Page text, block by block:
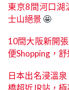
東京8間河口湖
士山絕景 🤩
10間大阪新開
便Shopping，
日本出名浸溫
橋超近JR站，極